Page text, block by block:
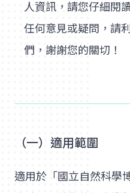
人資訊，請您仔細閱
任何意見或疑問，請
們，謝謝您的關切！
（一）適用範圍
適用於「國立自然科學